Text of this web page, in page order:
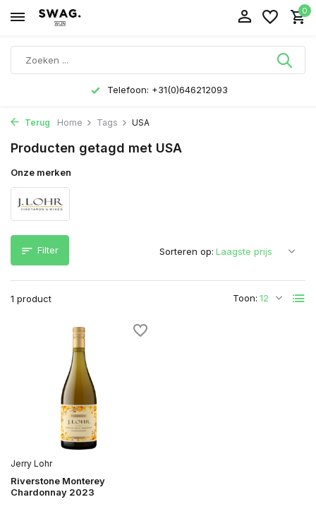
0
Telefoon: +31(0)646212093
Terug Home Tags USA
Producten getagd met USA
Onze merken
Filter
1 product Toon:
Sorteren op:
Jerry Lohr
Riverstone Monterey
Chardonnay 2023